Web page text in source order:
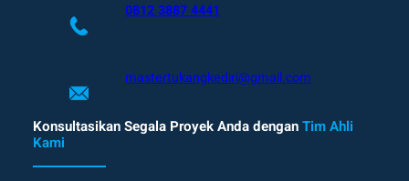
0812 3887 4441
mastertukangkediri@gmail.com
Konsultasikan Segala Proyek Anda denganTim Ahli
Kami